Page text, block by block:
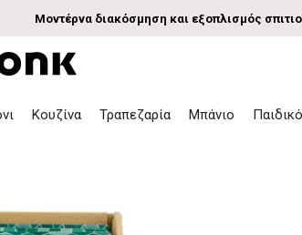
Μοντέρνα διακόσμηση και εξοπλισμός
Κουζίνα Τραπεζαρία Μπάνιο Παιδικό